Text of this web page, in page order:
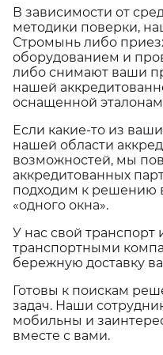
В зависимости от
методики поверки,
Стромынь либо
оборудованием и
либо снимают ваши
нашей
оснащенной
Если какие-то из
нашей области
возможностей, мы
аккредитованных
подходим к решению
«одного окна».
У нас свой
транспортными
бережную доставку
Готовы к поискам
задач. Наши
мобильны и
вместе с вами.